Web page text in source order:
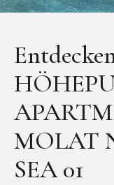
MOLAT
SEA 01